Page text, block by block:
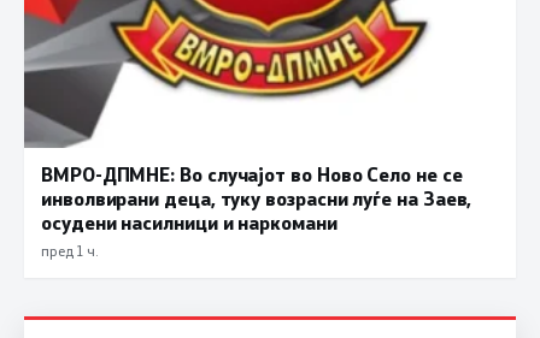
ВМРО-ДПМНЕ: Во случајот во Ново Село не се
инволвирани деца, туку возрасни луѓе на Заев,
осудени насилници и наркомани
пред 1 ч.